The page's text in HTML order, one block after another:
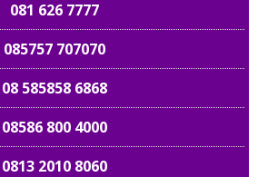
081 626 7777
085757 707070
08 585858 6868
08586 800 4000
0813 2010 8060